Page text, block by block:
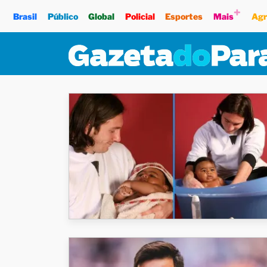
Brasil Público Global Policial Esportes Mais+